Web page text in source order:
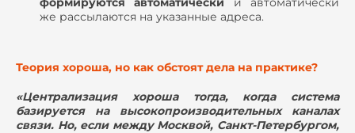
же рассылаются на указанные адреса.
Теория хороша, но как обстоят дела на практике?
«Централизация хороша тогда, когда система
базируется на высокопроизводительных каналах
связи. Но, если между Москвой, Санкт-Петербургом,